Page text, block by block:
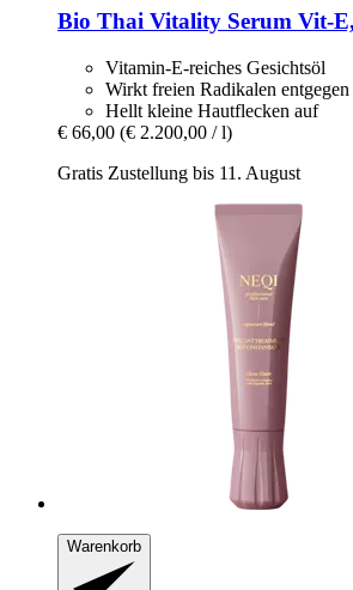
Bio Thai Vitality Serum Vit-​
Vitamin-E-reiches Gesichtsöl
Wirkt freien Radikalen entgegen
Hellt kleine Hautflecken auf
€ 66,00 (€ 2.200,00 / l)
Gratis Zustellung bis 11. August
Warenkorb